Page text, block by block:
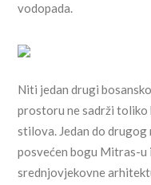
vodopada.
Niti jedan drugi
prostoru ne sadrži
stilova. Jedan do drugog
posvećen bogu Mitras-
srednjovjekovne